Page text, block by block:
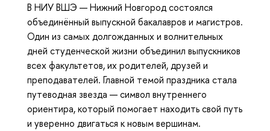
В НИУ ВШЭ — Нижний Новгород состоялся
объединённый выпускной бакалавров и магистров.
Один из самых долгожданных и волнительных
дней студенческой жизни объединил выпускников
всех факультетов, их родителей, друзей и
преподавателей. Главной темой праздника стала
путеводная звезда — символ внутреннего
ориентира, который помогает находить свой путь
и уверенно двигаться к новым вершинам.